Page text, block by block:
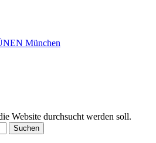
Website durchsucht werden soll.
Suchen